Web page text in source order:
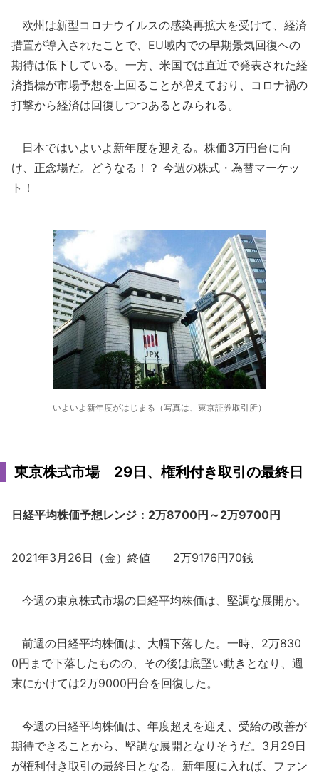
欧州は新型コロナウイルスの感染再拡大を受けて、経済
措置が導入されたことで、EU域内での早期景気回復への
期待は低下している。一方、米国では直近で発表された経
済指標が市場予想を上回ることが増えており、コロナ禍の
打撃から経済は回復しつつあるとみられる。
日本ではいよいよ新年度を迎える。株価3万円台に向
け、正念場だ。どうなる！？ 今週の株式・為替マーケッ
ト！
いよいよ新年度がはじまる（写真は、東京証券取引所）
東京株式市場 29日、権利付き取引の最終日
日経平均株価予想レンジ：2万8700円～2万9700円
2021年3月26日（金）終値 2万9176円70銭
今週の東京株式市場の日経平均株価は、堅調な展開か。
前週の日経平均株価は、大幅下落した。一時、2万830
0円まで下落したものの、その後は底堅い動きとなり、週
末にかけては2万9000円台を回復した。
今週の日経平均株価は、年度超えを迎え、受給の改善が
期待できることから、堅調な展開となりそうだ。3月29日
が権利付き取引の最終日となる。新年度に入れば、ファン